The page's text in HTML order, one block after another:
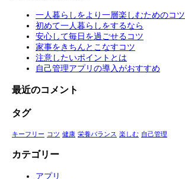
一人暮らしをより一層楽しむためのコツ
初めて一人暮らしをするなら
安心して毎日を過ごせるコツ
家事をきちんとこなすコツ
注意したいポイントとは
自己管理アプリの導入がおすすめ
最近のコメント
タグ
キーフリー コツ 健康 栄養バランス 楽しむ 自己管理
カテゴリー
アプリ